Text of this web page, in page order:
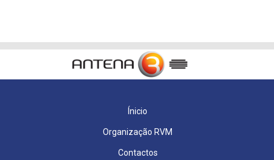
Ínicio
Organização RVM
Contactos